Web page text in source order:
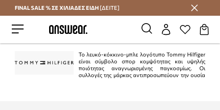
Εξοικονομήστε με το Answear Club
FINAL SALE % ΣΕ ΧΙΛΙΑΔΕΣ ΕΙΔΗ [ΔΕΙΤΕ]
Το λευκό-κόκκινο-μπλε λογότυπο Tommy Hilfiger
είναι σύμβολο σπορ κομψότητας και υψηλής
ποιότητας αναγνωρισμένης παγκοσμίως. Οι
συλλογές της μάρκας αντιπροσωπεύουν την ουσία